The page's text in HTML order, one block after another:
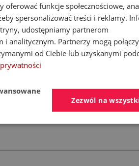
funkcje społecznościowe,
spersonalizować treści i reklamy.
udostępniamy partnerom
i analitycznym. Partnerzy mogą
od Ciebie lub uzyskanymi
Zezwól na